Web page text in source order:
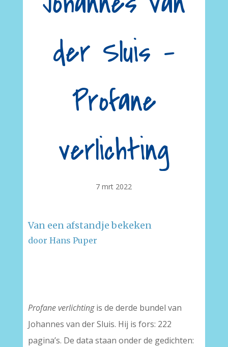
der Sluis –
Profane
verlichting
7 mrt 2022
Van een afstandje bekeken
door Hans Puper
Profane verlichtingis de derde bundel van
Johannes van der Sluis. Hij is fors: 222
pagina’s. De data staan onder de gedichten: